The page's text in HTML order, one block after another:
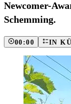
Newcomer-
Schemming.
00:00 IN